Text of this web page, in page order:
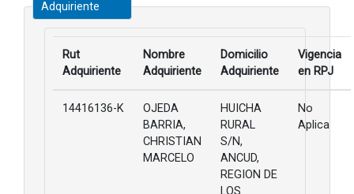
Adquiriente
Rut
Adquiriente
Nombre
Adquiriente
Domicilio
Adquiriente
Vigencia
en RPJ
14416136-K
OJEDA
BARRIA,
CHRISTIAN
MARCELO
HUICHA
RURAL
S/N,
ANCUD,
REGION DE
No
Aplica